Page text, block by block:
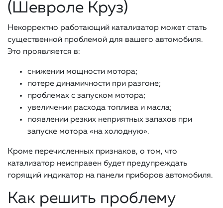
(Шевроле Круз)
Некорректно работающий катализатор может стать
существенной проблемой для вашего автомобиля.
Это проявляется в:
снижении мощности мотора;
потере динамичности при разгоне;
проблемах с запуском мотора;
увеличении расхода топлива и масла;
появлении резких неприятных запахов при
запуске мотора «на холодную».
Кроме перечисленных признаков, о том, что
катализатор неисправен будет предупреждать
горящий индикатор на панели приборов автомобиля.
Как решить проблему